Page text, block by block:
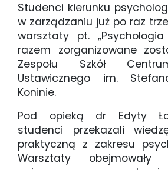
Studenci kierunku
w zarządzaniu już po raz
warsztaty pt.
razem zorganizowane
Zespołu Szkół
Ustawicznego im.
Koninie.
Pod opieką dr Edyty
studenci przekazali
praktyczną z zakresu
Warsztaty